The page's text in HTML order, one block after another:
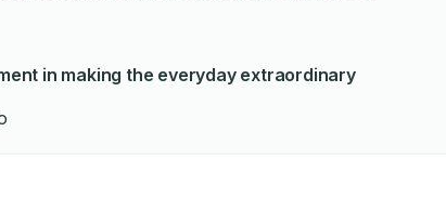
in making the everyday extraordinary